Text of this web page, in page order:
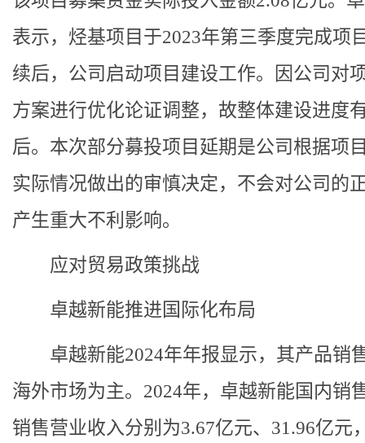
表示，烃基项目于2023年第三季度完成项
续后，公司启动项目建设工作。因公司对
方案进行优化论证调整，故整体建设进度
后。本次部分募投项目延期是公司根据项
实际情况做出的审慎决定，不会对公司的
产生重大不利影响。
应对贸易政策挑战
卓越新能推进国际化布局
卓越新能2024年年报显示，其产品销
海外市场为主。2024年，卓越新能国内销
销售营业收入分别为3.67亿元、31.96亿元